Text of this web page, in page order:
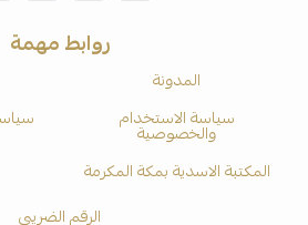
روابط مهمة
المدونة
سياسة الاستخدام
والخصوصية
المكتبة الاسدية بمكة المكرمة
الرقم الضريبي